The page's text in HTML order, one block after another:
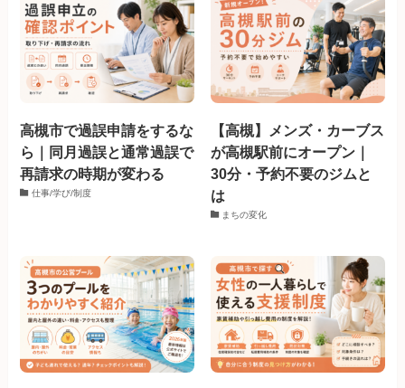
高槻市で過誤申請をするな
ら｜同月過誤と通常過誤で
再請求の時期が変わる
仕事/学び/制度
【高槻】メンズ・カーブス
が高槻駅前にオープン｜
30分・予約不要のジムと
は
まちの変化